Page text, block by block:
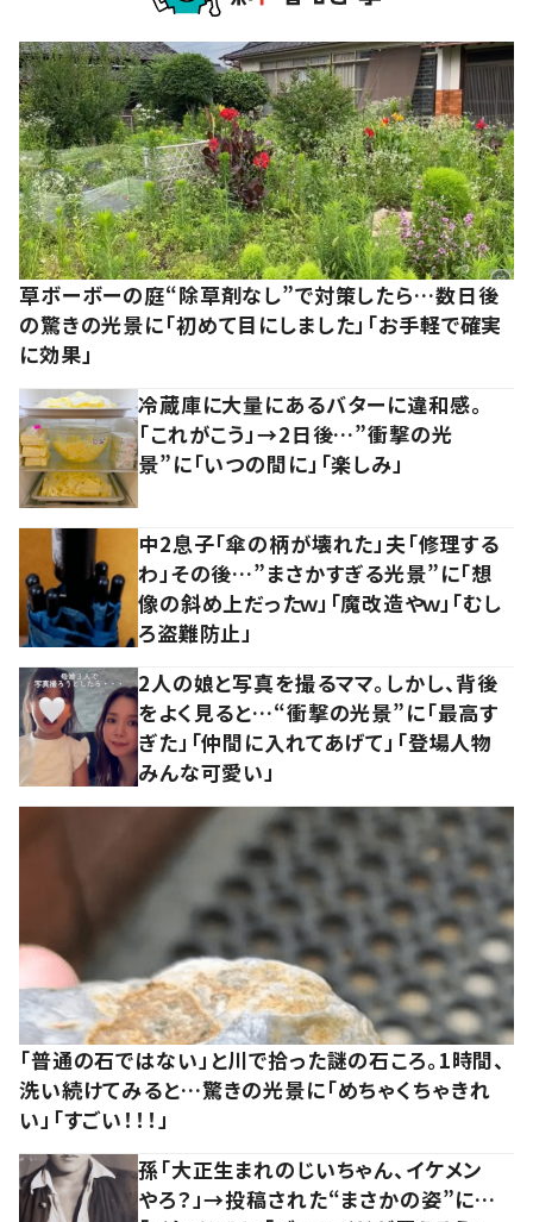
草ボーボーの庭“除草剤なし”で対策したら…数日後
の驚きの光景に「初めて目にしました」「お手軽で確実
に効果」
冷蔵庫に大量にあるバターに違和感。
「これがこう」→2日後…”衝撃の光
景”に「いつの間に」「楽しみ」
中2息子「傘の柄が壊れた」夫「修理する
わ」その後…”まさかすぎる光景”に「想
像の斜め上だったｗ」「魔改造やｗ」「むし
ろ盗難防止」
2人の娘と写真を撮るママ。しかし、背後
をよく見ると…“衝撃の光景”に「最高す
ぎた」「仲間に入れてあげて」「登場人物
みんな可愛い」
「普通の石ではない」と川で拾った謎の石ころ。1時間、
洗い続けてみると…驚きの光景に「めちゃくちゃきれ
い」「すごい！！！」
孫「大正生まれのじいちゃん、イケメン
やろ？」→投稿された“まさかの姿”に…